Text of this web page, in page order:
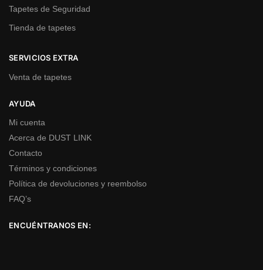
Tapetes de Seguridad
Tienda de tapetes
SERVICIOS EXTRA
Venta de tapetes
AYUDA
Mi cuenta
Acerca de DUST LINK
Contacto
Términos y condiciones
Política de devoluciones y reembolso
FAQ’s
ENCUÉNTRANOS EN: